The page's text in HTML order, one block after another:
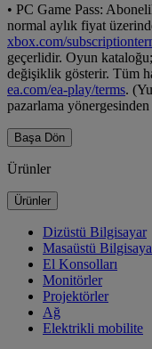
• PC Game Pass:
normal aylık fiyat
xbox.com/
geçerlidir. Oyun
değişiklik gösterir. Tüm
ea.com/ea-play/terms.
pazarlama yönergesinden
Başa Dön
Ürünler
Ürünler
Dizüstü Bilgisayar
Masaüstü
El Konsolları
Monitörler
Projektörler
Ağ
Elektrikli mobilite